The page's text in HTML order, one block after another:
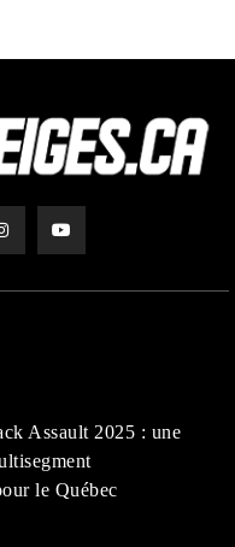
Assault 2025 : une
le Québec